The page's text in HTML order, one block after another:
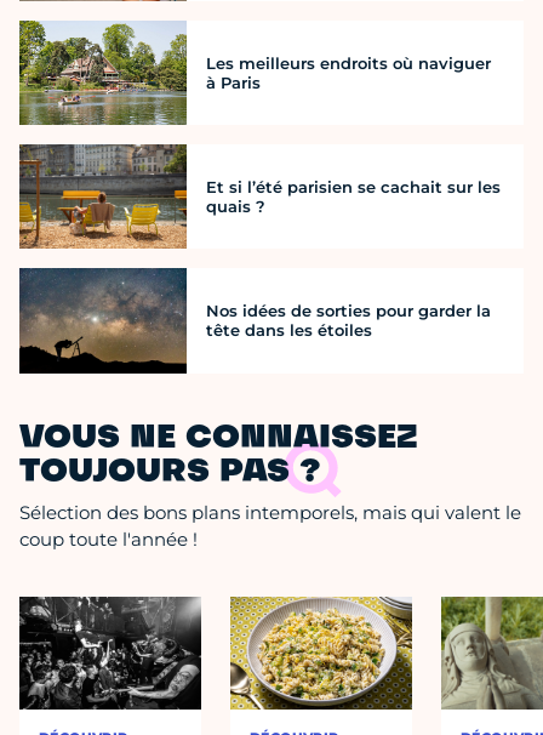
Les meilleurs endroits où naviguer
à Paris
Et si l’été parisien se cachait sur les
quais ?
Nos idées de sorties pour garder la
tête dans les étoiles
VOUS NE CONNAISSEZ
TOUJOURS PAS ?
Sélection des bons plans intemporels, mais qui valent le
coup toute l'année !